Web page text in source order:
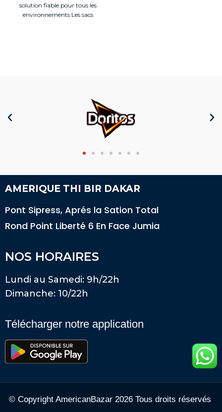
solution fiable pour tous les
environnements Les sacs
AMERIQUE THI BIR DAKAR
Pont Sipress, Aprés la Sation Total
Rond Point Liberté 6 En Face Jumia
NOS HORAIRES
Lundi au Samedi: 9h/22h
Dimanche: 10/22h
Télécharger notre application
© Copyright AmericanBazar 2026 Tous droits réservés